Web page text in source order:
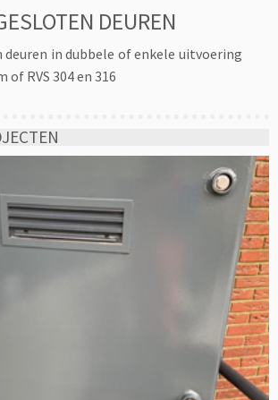
DEUREN
in dubbele of enkele uitvoering
RVS 304 en 316